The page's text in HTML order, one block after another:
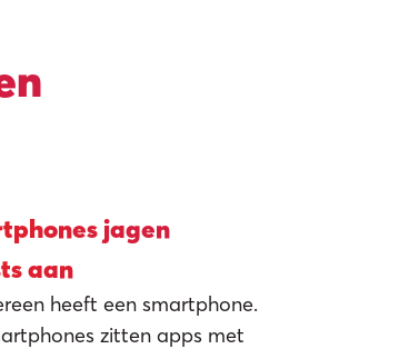
jagen
aan
heeft een smartphone.
zitten apps met